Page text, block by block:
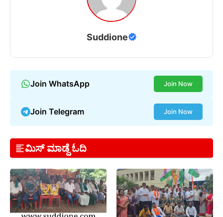
Suddione
Join WhatsApp Join Now
Join Telegram Join Now
ಮಿಸ್ ಮಾಡ್ದೆ ಓದಿ